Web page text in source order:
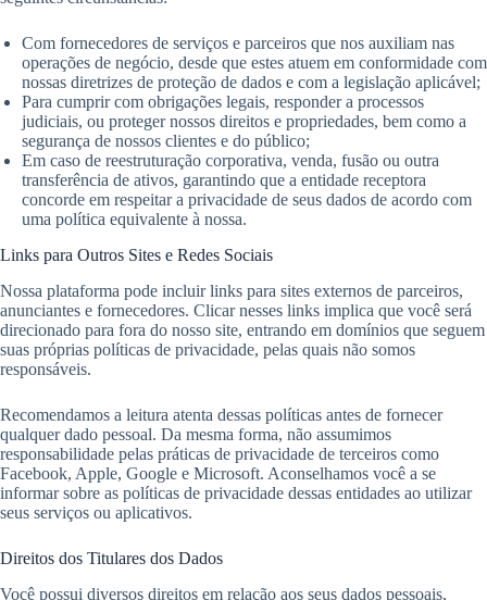
Com fornecedores de serviços e parceiros que nos auxiliam nas
operações de negócio, desde que estes atuem em conformidade com
nossas diretrizes de proteção de dados e com a legislação aplicável;
Para cumprir com obrigações legais, responder a processos
judiciais, ou proteger nossos direitos e propriedades, bem como a
segurança de nossos clientes e do público;
Em caso de reestruturação corporativa, venda, fusão ou outra
transferência de ativos, garantindo que a entidade receptora
concorde em respeitar a privacidade de seus dados de acordo com
uma política equivalente à nossa.
Links para Outros Sites e Redes Sociais
Nossa plataforma pode incluir links para sites externos de parceiros,
anunciantes e fornecedores. Clicar nesses links implica que você será
direcionado para fora do nosso site, entrando em domínios que seguem
suas próprias políticas de privacidade, pelas quais não somos
responsáveis.
Recomendamos a leitura atenta dessas políticas antes de fornecer
qualquer dado pessoal. Da mesma forma, não assumimos
responsabilidade pelas práticas de privacidade de terceiros como
Facebook, Apple, Google e Microsoft. Aconselhamos você a se
informar sobre as políticas de privacidade dessas entidades ao utilizar
seus serviços ou aplicativos.
Direitos dos Titulares dos Dados
Você possui diversos direitos em relação aos seus dados pessoais,